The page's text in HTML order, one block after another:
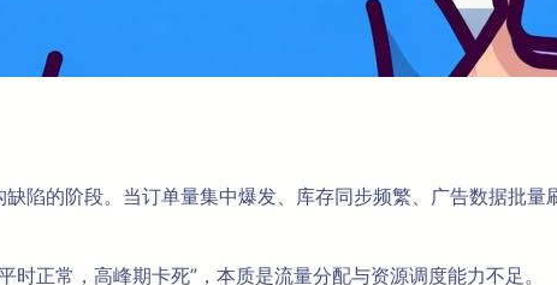
陷的阶段。当订单量集中爆发、库存同步频繁、广告数据批
正常，高峰期卡死”，本质是流量分配与资源调度能力不足。